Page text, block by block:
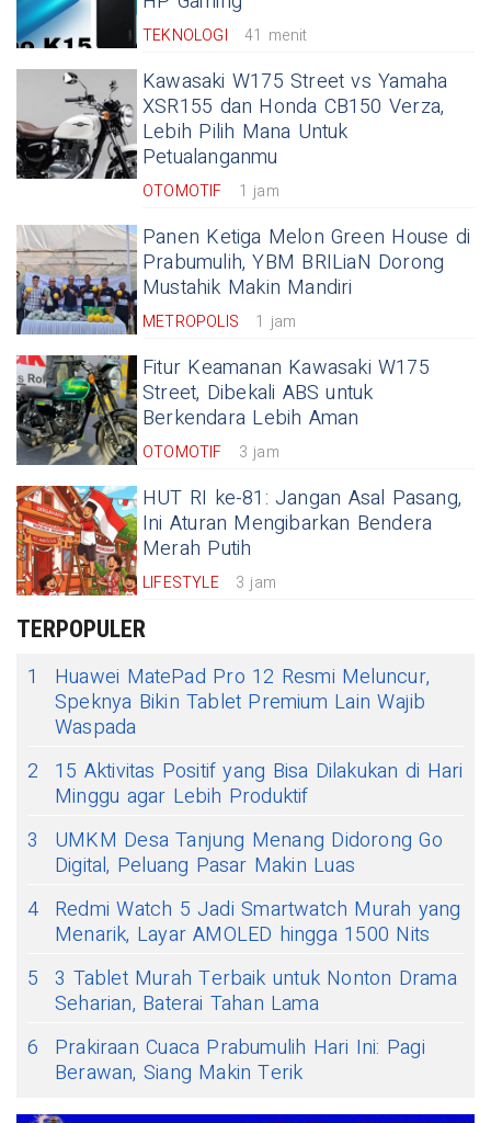
TEKNOLOGI 41 menit
Kawasaki W175 Street vs Yamaha
XSR155 dan Honda CB150 Verza,
Lebih Pilih Mana Untuk
Petualanganmu
OTOMOTIF 1 jam
Panen Ketiga Melon Green House di
Prabumulih, YBM BRILiaN Dorong
Mustahik Makin Mandiri
METROPOLIS 1 jam
Fitur Keamanan Kawasaki W175
Street, Dibekali ABS untuk
Berkendara Lebih Aman
OTOMOTIF 3 jam
HUT RI ke-81: Jangan Asal Pasang,
Ini Aturan Mengibarkan Bendera
Merah Putih
LIFESTYLE 3 jam
TERPOPULER
1
Huawei MatePad Pro 12 Resmi Meluncur,
Speknya Bikin Tablet Premium Lain Wajib
Waspada
2
15 Aktivitas Positif yang Bisa Dilakukan di Hari
Minggu agar Lebih Produktif
3
UMKM Desa Tanjung Menang Didorong Go
Digital, Peluang Pasar Makin Luas
4 Redmi Watch 5 Jadi Smartwatch Murah yang
Menarik, Layar AMOLED hingga 1500 Nits
5
3 Tablet Murah Terbaik untuk Nonton Drama
Seharian, Baterai Tahan Lama
6
Prakiraan Cuaca Prabumulih Hari Ini: Pagi
Berawan, Siang Makin Terik